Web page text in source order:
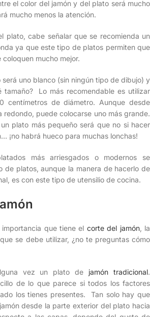
el color del jamón y del plato será mucho
mucho menos la atención.
plato, cabe señalar que se recomienda un
ya que este tipo de platos permiten que
coloquen mucho mejor.
uno blanco (sin ningún tipo de dibujo) y
tamaño? Lo más recomendable es utilizar
centímetros de diámetro. Aunque desde
redondo, puede colocarse uno más grande.
plato más pequeño será que no si hacer
¡no habrá hueco para muchas lonchas!
más arriesgados o modernos se
de platos, aunque la manera de hacerlo de
es con este tipo de utensilio de cocina.
que tiene el corte del jamón, la
se debe utilizar, ¿no te preguntas cómo
vez un plato de jamón tradicional.
de lo que parece si todos los factores
los tienes presentes. Tan solo hay que
desde la parte exterior del plato hacia